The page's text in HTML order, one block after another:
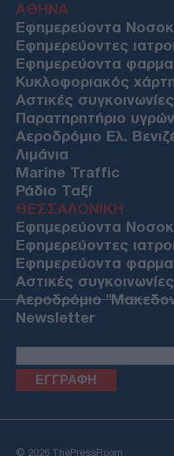
ΑΘΗΝΑ
Εφημερεύοντα
Εφημερεύοντες
Εφημερεύοντα
Κυκλοφοριακός
Αστικές συγκοινωνίες
Παρατηρητήριο
Αεροδρόμιο Ελ.
Λιμάνια
Marine Traffic
Ράδιο Ταξί
ΘΕΣΣΑΛΟΝΙΚΗ
Εφημερεύοντα
Εφημερεύοντες
Εφημερεύοντα
Αστικές συγκοινωνίες
Αεροδρόμιο
Newsletter
Email
© 2026 ThePressRoom